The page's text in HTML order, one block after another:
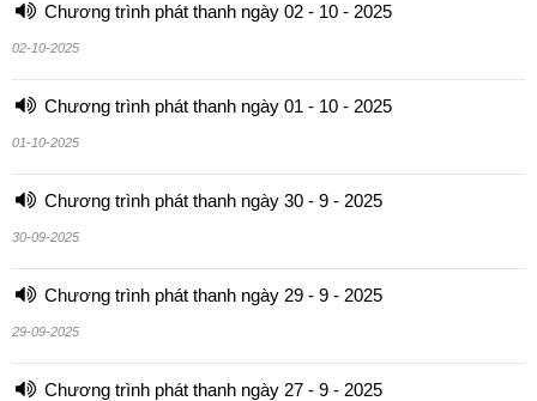
Chương trình phát thanh ngày 02 - 10 - 2025
02-10-2025
Chương trình phát thanh ngày 01 - 10 - 2025
01-10-2025
Chương trình phát thanh ngày 30 - 9 - 2025
30-09-2025
Chương trình phát thanh ngày 29 - 9 - 2025
29-09-2025
Chương trình phát thanh ngày 27 - 9 - 2025